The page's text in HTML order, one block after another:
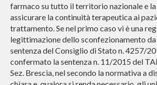
farmaco su tutto il territorio nazionale e la
assicurare la continuità terapeutica ai
trattamento. Se nel primo caso vi è una
legittimazione dello sconfezionamento
sentenza del Consiglio di Stato n. 4257/
confermato la sentenza n. 11/2015 del
Sez. Brescia, nel secondo la normativa a